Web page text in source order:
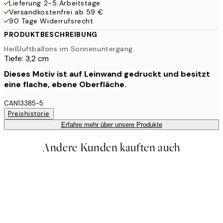
Lieferung 2-5 Arbeitstage
Versandkostenfrei ab 59 €
90 Tage Widerrufsrecht
PRODUKTBESCHREIBUNG
Heißluftballons im Sonnenuntergang
Tiefe: 3,2 cm
Dieses Motiv ist auf Leinwand gedruckt und besitzt
eine flache, ebene Oberfläche.
CAN13385-5
Preishistorie
Erfahre mehr über unsere Produkte
Andere Kunden kauften auch